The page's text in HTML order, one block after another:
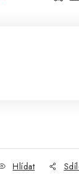
Hlídat